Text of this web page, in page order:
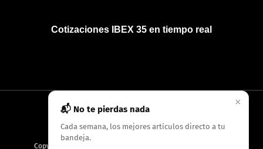
Cotizaciones IBEX 35 en tiempo real
INICIO QUIÉNES SOMOS POLÍTICA DE PRIVACIDAD
Copyright
×
📬 No te pierdas nada
Cada semana, los mejores artículos directo a tu
bandeja.